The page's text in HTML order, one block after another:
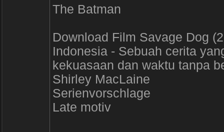
The Batman
Download Film Savage Dog
Indonesia - Sebuah cerita
kekuasaan dan waktu tanpa
Shirley MacLaine
Serienvorschlage
Late motiv